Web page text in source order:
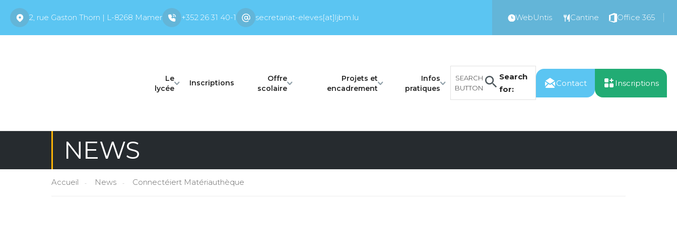
2, rue Gaston Thorn | L-8268 Mamer +352 26 31 40-1 secretariat-eleves[at]ljbm.lu WebUntis Cantine Office 365
Le
lycée
Inscriptions
Offre
scolaire
Projets et
encadrement
Infos
pratiques
Search
for:
SEARCH
BUTTON
Contact Inscriptions
NEWS
Accueil News Connectéiert Matériauthèque